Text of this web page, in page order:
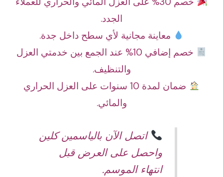
الجدد.
معاينة مجانية لأي سطح داخل جدة.
خصم إضافي 10% عند الجمع بين خدمتي العزل
والتنظيف.
ضمان لمدة 10 سنوات على العزل الحراري
والمائي.
اتصل الآن بالياسمين كلين
واحصل على العرض قبل
انتهاء الموسم.